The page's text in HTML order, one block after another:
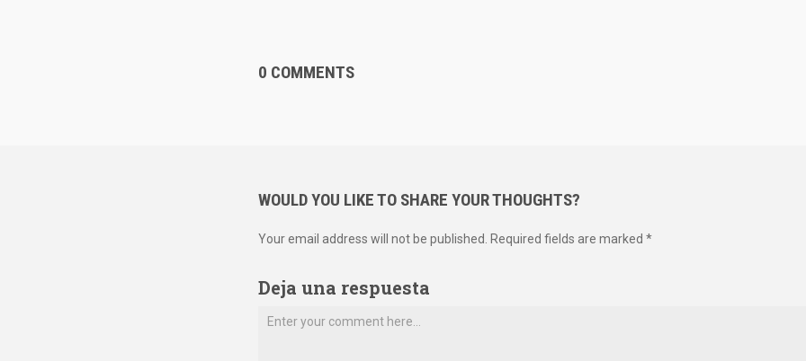
0 COMMENTS
WOULD YOU LIKE TO SHARE YOUR THOUGHTS?
Your email address will not be published. Required fields are marked *
Deja una respuesta